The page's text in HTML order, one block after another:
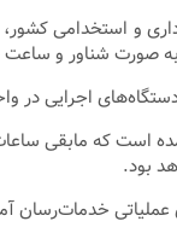
در واحدهای استانی ساعت ۸ صبح و
است که مابقی
بود.
عملیاتی خدمات‌رسان